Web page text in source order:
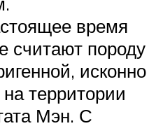
время
считают породу
исконно
территории
Мэн. С